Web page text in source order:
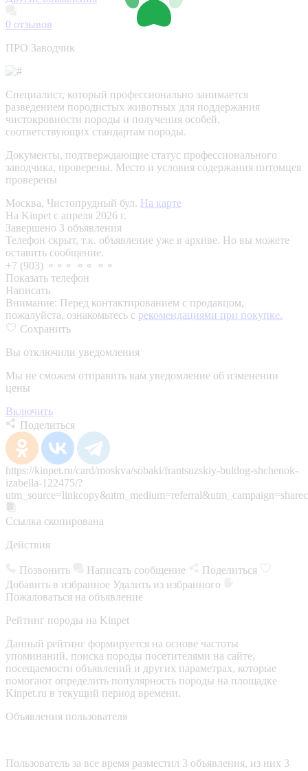
0 отзывов
ПРО Заводчик
Специалист, который профессионально занимается
разведением породистых животных для поддержания
чистокровности породы и получения особей,
соответствующих стандартам породы.
Документы, подтверждающие статус профессионального
заводчика, проверены. Место и условия содержания питомцев
проверены
Москва, Чистопрудный бул. На карте
На Kinpet c апреля 2026 г.
Завершено 3 объявления
Телефон скрыт, т.к. объявление уже в архиве. Но вы можете
оставить сообщение.
+7 (903) ⚬⚬⚬ ⚬⚬ ⚬⚬
Показать телефон
Написать
Внимание: Перед контактированием с продавцом,
пожалуйста, ознакомьтесь с рекомендациями при покупке.
Сохранить
Вы отключили уведомления
Мы не сможем отправить вам уведомление об изменении
цены
Включить
Поделиться
https://kinpet.ru/card/moskva/sobaki/frantsuzskiy-buldog-shchenok-
izabella-122475/?
Ссылка скопирована
Действия
Позвонить Написать сообщение
Поделиться
Добавить в избранное Удалить из избранного
Пожаловаться на объявление
Рейтинг породы на Kinpet
Данный рейтинг формируется на основе частоты
упоминаний, поиска породы посетителями на сайте,
посещаемости объявлений и других параметрах, которые
помогают определить популярность породы на площадке
Kinpet.ru в текущий период времени.
Объявления пользователя
Пользователь за все время разместил 3 объявления, из них 3